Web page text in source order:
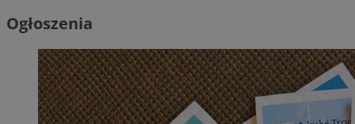
Ogłoszenia